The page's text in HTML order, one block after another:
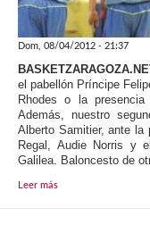
Dom, 08/04/2012 - 21:37
el pabellón Príncipe
Rhodes o la
Además, nuestro
Alberto Samitier, ante la
Regal, Audie Norris y
Galilea. Baloncesto de
Leer más